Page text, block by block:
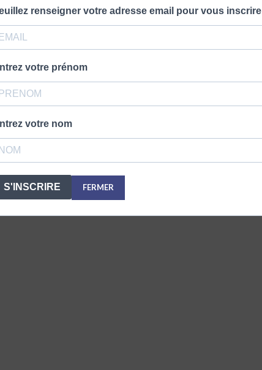
renseigner votre adresse email pour vous inscrire
votre prénom
votre nom
S'INSCRIRE FERMER